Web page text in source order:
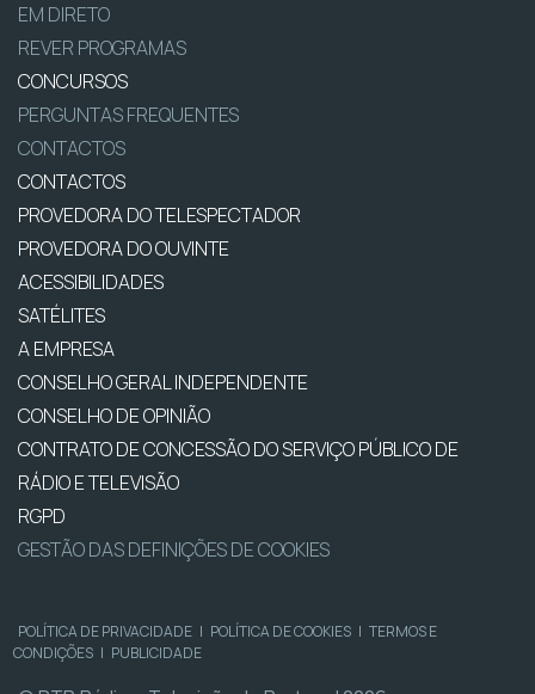
EM DIRETO
REVER PROGRAMAS
CONCURSOS
PERGUNTAS FREQUENTES
CONTACTOS
CONTACTOS
PROVEDORA DO TELESPECTADOR
PROVEDORA DO OUVINTE
ACESSIBILIDADES
SATÉLITES
A EMPRESA
CONSELHO GERAL INDEPENDENTE
CONSELHO DE OPINIÃO
CONTRATO DE CONCESSÃO DO SERVIÇO PÚBLICO DE
RÁDIO E TELEVISÃO
RGPD
GESTÃO DAS DEFINIÇÕES DE COOKIES
POLÍTICA DE PRIVACIDADE | POLÍTICA DE COOKIES | TERMOS E
CONDIÇÕES | PUBLICIDADE